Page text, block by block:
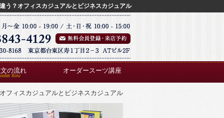
う？オフィスカジュアルとビジネスカジュアル
の流れ オーダースーツ講座
フィスカジュアルとビジネスカジュアル